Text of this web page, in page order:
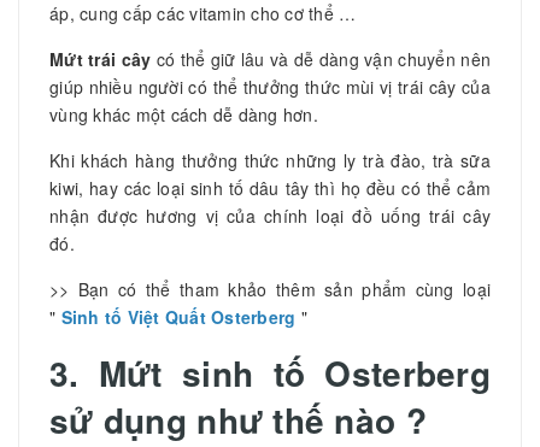
áp, cung cấp các vitamin cho cơ thể …
Mứt trái cây có thể giữ lâu và dễ dàng vận chuyển nên
giúp nhiều người có thể thưởng thức mùi vị trái cây của
vùng khác một cách dễ dàng hơn.
Khi khách hàng thưởng thức những ly trà đào, trà sữa
kiwi, hay các loại sinh tố dâu tây thì họ đều có thể cảm
nhận được hương vị của chính loại đồ uống trái cây
đó.
>> Bạn có thể tham khảo thêm sản phẩm cùng loại
" Sinh tố Việt Quất Osterberg "
3. Mứt sinh tố Osterberg
sử dụng như thế nào ?